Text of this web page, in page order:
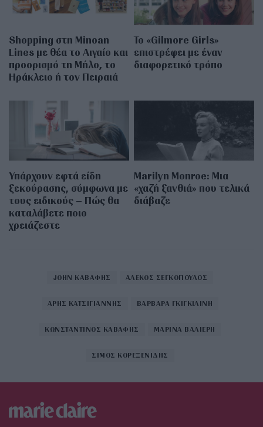
Shopping στη Minoan
Lines με θέα το Αιγαίο και
προορισμό τη Μήλο, το
Ηράκλειο ή τον Πειραιά
Το «Gilmore Girls»
επιστρέφει με έναν
διαφορετικό τρόπο
Υπάρχουν εφτά είδη
ξεκούρασης, σύμφωνα με
τους ειδικούς – Πώς θα
καταλάβετε ποιο
χρειάζεστε
Marilyn Monroe: Μια
«χαζή ξανθιά» που τελικά
διάβαζε
JOHN ΚΑΒΑΦΗΣ ΑΛΕΚΟΣ ΣΕΓΚΟΠΟΥΛΟΣ
ΑΡΗΣ ΚΑΤΣΙΓΙΑΝΝΗΣ ΒΑΡΒΑΡΑ ΓΚΙΓΚΙΛΙΝΗ
ΚΩΝΣΤΑΝΤΙΝΟΣ ΚΑΒΑΦΗΣ ΜΑΡΙΝΑ ΒΑΛΙΕΡΗ
ΣΙΜΟΣ ΚΟΡΕΞΕΝΙΔΗΣ